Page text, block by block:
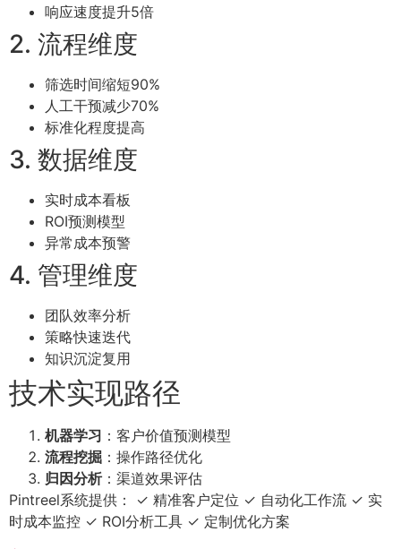
响应速度提升5倍
2. 流程维度
筛选时间缩短90%
人工干预减少70%
标准化程度提高
3. 数据维度
实时成本看板
ROI预测模型
异常成本预警
4. 管理维度
团队效率分析
策略快速迭代
知识沉淀复用
技术实现路径
机器学习 ：客户价值预测模型
流程挖掘 ：操作路径优化
归因分析：渠道效果评估
Pintreel系统提供： ✓ 精准客户定位 ✓ 自动化工作流 ✓ 实
时成本监控 ✓ ROI分析工具 ✓ 定制优化方案